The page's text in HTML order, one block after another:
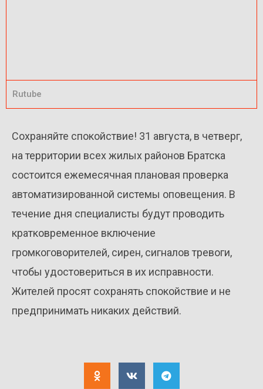
Rutube
Сохраняйте спокойствие! 31 августа, в четверг,
на территории всех жилых районов Братска
состоится ежемесячная плановая проверка
автоматизированной системы оповещения. В
течение дня специалисты будут проводить
кратковременное включение
громкоговорителей, сирен, сигналов тревоги,
чтобы удостовериться в их исправности.
Жителей просят сохранять спокойствие и не
предпринимать никаких действий.